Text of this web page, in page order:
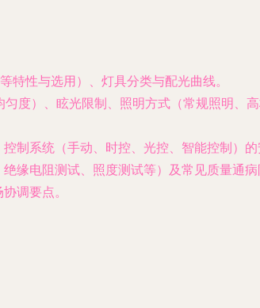
特性与选用）、灯具分类与配光曲线。
度）、眩光限制、照明方式（常规照明、
制系统（手动、时控、光控、智能控制）的
缘电阻测试、照度测试等）及常见质量通病
调要点。